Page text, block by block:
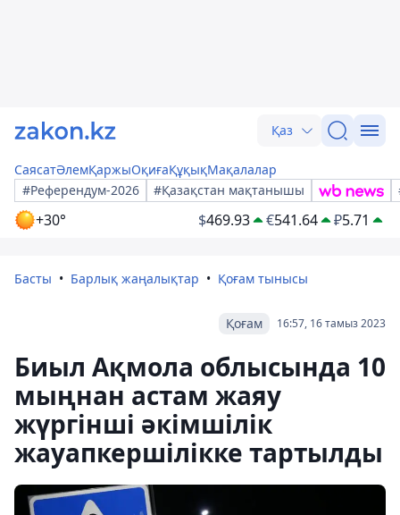
Қаз
СаясатӘлемҚаржыОқиғаҚұқықМақалалар
#Референдум-2026
#Қазақстан мақтанышы
+30° $469.93 €541.64 ₽5.71
Басты Барлық жаңалықтар Қоғам тынысы
16:57, 16 тамыз 2023
Қоғам
Биыл Ақмола облысында 10
мыңнан астам жаяу
жүргінші әкімшілік
жауапкершілікке тартылды